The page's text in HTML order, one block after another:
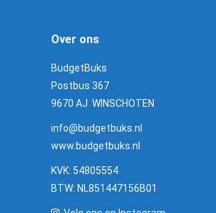
Over ons
BudgetBuks
Postbus 367
9670 AJ WINSCHOTEN
info@budgetbuks.nl
www.budgetbuks.nl
KVK: 54805554
BTW: NL851447156B01